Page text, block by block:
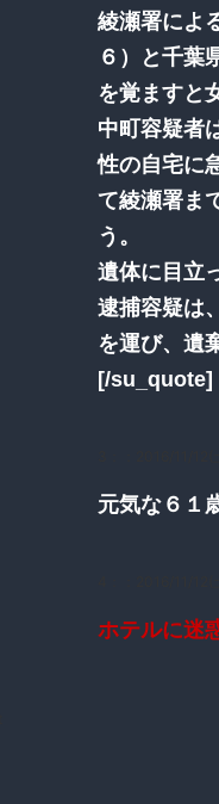
綾瀬署によ
６）と千葉
を覚ますと
中町容疑者
性の自宅に
て綾瀬署ま
う。
遺体に目立
逮捕容疑は
を運び、遺
[/su_quote]
元気な６１
ホテルに迷